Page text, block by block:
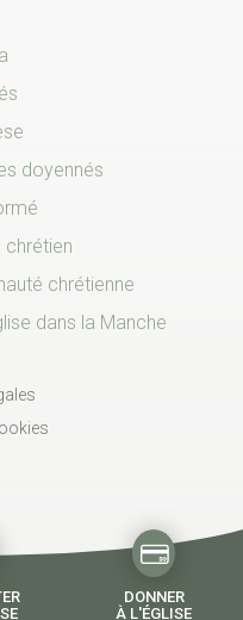
DONNER
À L'ÉGLISE
doyennés
chrétien
chrétienne
dans la Manche